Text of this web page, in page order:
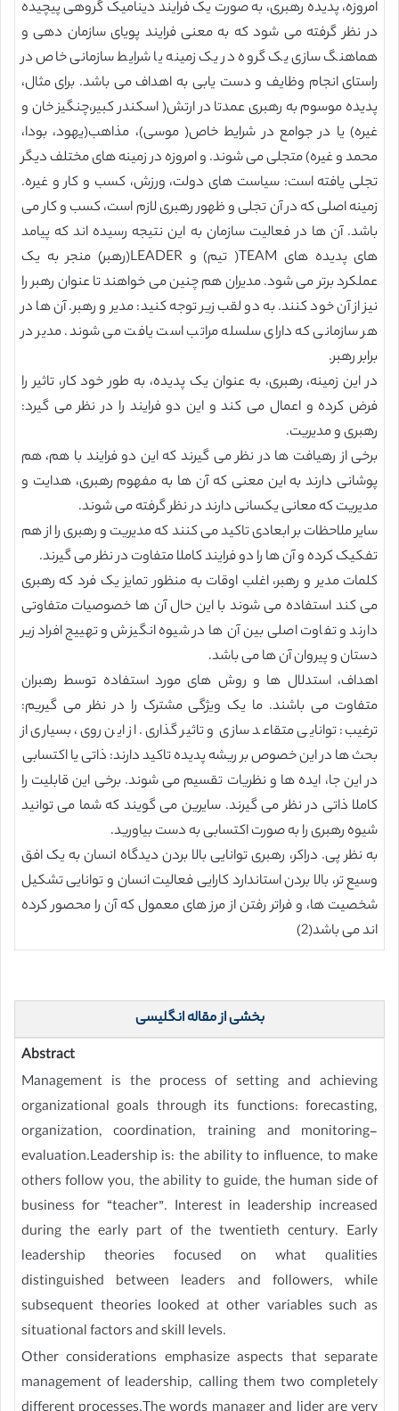
امروزه، پدیده رهبری، به صورت یک فرایند دینامیک گروهی پیچیده
در نظر گرفته می شود که به معنی فرایند پویای سازمان دهی و
هماهنگ سازی یک گروه در یک زمینه یا شرایط سازمانی خاص در
راستای انجام وظایف و دست یابی به اهداف می باشد. برای مثال،
پدیده موسوم به رهبری عمدتا در ارتش( اسکندر کبیر،چنگیز خان و
غیره) یا در جوامع در شرایط خاص( موسی)، مذاهب(یهود، بودا،
محمد و غیره) متجلی می شوند. و امروزه در زمینه های مختلف دیگر
تجلی یافته است: سیاست های دولت، ورزش، کسب و کار و غیره.
زمینه اصلی که در آن تجلی و ظهور رهبری لازم است، کسب و کار می
باشد. آن ها در فعالیت سازمان به این نتیجه رسیده اند که پیامد
های پدیده های TEAM( تیم) و LEADER(رهبر) منجر به یک
عملکرد برتر می شود. مدیران هم چنین می خواهند تا عنوان رهبر را
نیز از آن خود کنند. به دو لقب زیر توجه کنید: مدیر و رهبر. آن ها در
هر سازمانی که دارای سلسله مراتب است یافت می شوند. مدیر در
برابر رهبر.
در این زمینه، رهبری، به عنوان یک پدیده، به طور خود کار، تاثیر را
فرض کرده و اعمال می کند و این دو فرایند را در نظر می گیرد:
رهبری و مدیریت.
برخی از رهیافت ها در نظر می گیرند که این دو فرایند با هم، هم
پوشانی دارند به این معنی که آن ها به مفهوم رهبری، هدایت و
مدیریت که معانی یکسانی دارند در نظر گرفته می شوند.
سایر ملاحظات بر ابعادی تاکید می کنند که مدیریت و رهبری را از هم
تفکیک کرده و آن ها را دو فرایند کاملا متفاوت در نظر می گیرند.
کلمات مدیر و رهبر، اغلب اوقات به منظور تمایز یک فرد که رهبری
می کند استفاده می شوند با این حال آن ها خصوصیات متفاوتی
دارند و تفاوت اصلی بین آن ها در شیوه انگیزش و تهییج افراد زیر
دستان و پیروان آن ها می باشد.
اهداف، استدلال ها و روش های مورد استفاده توسط رهبران
متفاوت می باشند. ما یک ویژگی مشترک را در نظر می گیریم:
ترغیب: توانایی متقاعد سازی و تاثیر گذاری. از این روی، بسیاری از
بحث ها در این خصوص بر ریشه پدیده تاکید دارند: ذاتی یا اکتسابی
در این جا، ایده ها و نظریات تقسیم می شوند. برخی این قابلیت را
کاملا ذاتی در نظر می گیرند. سایرین می گویند که شما می توانید
شیوه رهبری را به صورت اکتسابی به دست بیاورید.
به نظر پی. دراکر، رهبری توانایی بالا بردن دیدگاه انسان به یک افق
وسیع تر، بالا بردن استاندارد کارایی فعالیت انسان و توانایی تشکیل
شخصیت ها، و فراتر رفتن از مرز های معمول که آن را محصور کرده
اند می باشد(2)
بخشی از مقاله انگلیسی
Abstract
Management is the process of setting and achieving
organizational goals through its functions: forecasting,
organization, coordination, training and monitoring-
evaluation.Leadership is: the ability to influence, to make
others follow you, the ability to guide, the human side of
business for “teacher”. Interest in leadership increased
during the early part of the twentieth century. Early
leadership theories focused on what qualities
distinguished between leaders and followers, while
subsequent theories looked at other variables such as
situational factors and skill levels.
Other considerations emphasize aspects that separate
management of leadership, calling them two completely